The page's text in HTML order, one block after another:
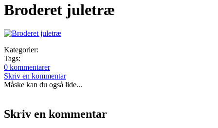
Broderet juletræ
Kategorier:
Tags:
0 kommentarer
Skriv en kommentar
Måske kan du også lide...
Skriv en kommentar